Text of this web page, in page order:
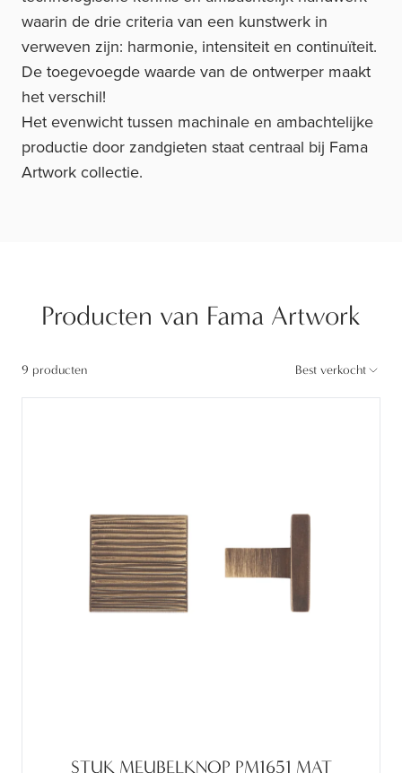
waarin de drie criteria van een kunstwerk in
verweven zijn: harmonie, intensiteit en continuïteit.
De toegevoegde waarde van de ontwerper maakt
het verschil!
Het evenwicht tussen machinale en ambachtelijke
productie door zandgieten staat centraal bij Fama
Artwork collectie.
Producten van Fama Artwork
9 producten Best verkocht
STUK MEUBELKNOP PM1651 MAT